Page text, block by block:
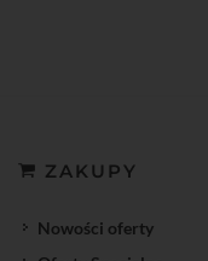
ZAKUPY
Nowości oferty